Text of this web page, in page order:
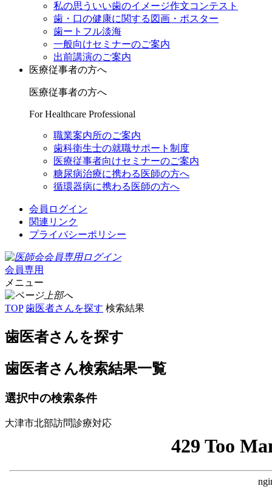
私の思ういい歯のイメージ作文コンテスト
歯・口の健康に関する図画・ポスター
歯ートフル淡海
一般向けセミナーのご案内
出前講演のご案内
医療従事者の方へ
医療従事者の方へ
For Healthcare Professional
職業案内所のご案内
歯科衛生士の就職サポート制度
医療従事者向けセミナーのご案内
糖尿病治療に携わる医師の方へ
循環器病に携わる医師の方へ
会員ログイン
関連リンク
プライバシーポリシー
会員専用
メニュー
TOP 歯医者さんを探す 検索結果
歯医者さんを探す
歯医者さん検索結果一覧
選択中の検索条件
大津市北部訪問診療対応